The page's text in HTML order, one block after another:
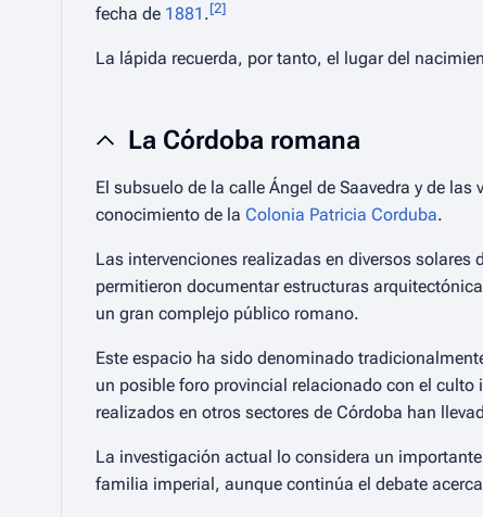
fecha de 1881 .[2]
La lápida recuerda, por tanto, el lugar del
La Córdoba romana
El subsuelo de la calle Ángel de Saavedra y de
conocimiento de la Colonia Patricia Corduba.
Las intervenciones realizadas en diversos solares
permitieron documentar estructuras
un gran complejo público romano.
Este espacio ha sido denominado
un posible foro provincial relacionado con el
realizados en otros sectores de Córdoba han
La investigación actual lo considera un
familia imperial, aunque continúa el debate